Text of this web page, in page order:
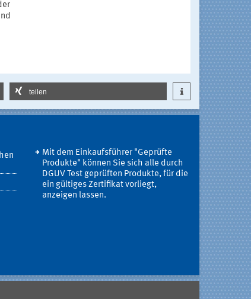
teilen
Mit dem Einkaufsführer "Geprüfte
Produkte" können Sie sich alle durch
DGUV Test geprüften Produkte, für die
ein gültiges Zertifikat vorliegt,
anzeigen lassen.